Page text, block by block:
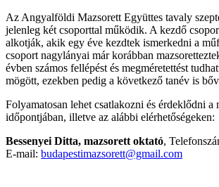
Az Angyalföldi Mazsorett Együttes tavaly
jelenleg két csoporttal működik. A kezdő
alkotják, akik egy éve kezdtek ismerkedni a
csoport nagylányai már korábban
évben számos fellépést és megméretettést
mögött, ezekben pedig a következő tanév is
Folyamatosan lehet csatlakozni és érdeklődni a
időpontjában, illetve az alábbi elérhetőségeken:
Bessenyei Ditta, mazsorett oktató,
E-mail: budapestimazsorett@gmail.com